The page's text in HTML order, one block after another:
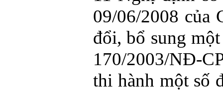
09/06/2008 của
đổi, bổ sung
170/2003/NĐ-
thi hành một số